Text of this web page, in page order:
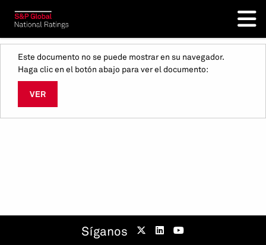
Este documento no se puede mostrar en su navegador.
Haga clic en el botón abajo para ver el documento:
VER
Síganos